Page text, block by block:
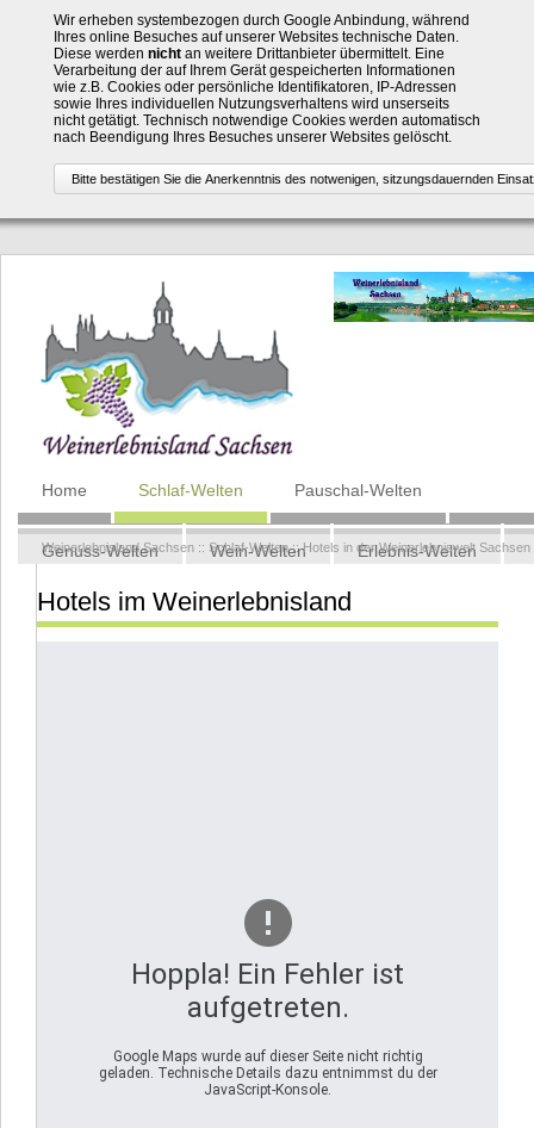
Wir erheben systembezogen durch Google Anbindung, während
Ihres online Besuches auf unserer Websites technische Daten.
Diese werden nichtan weitere Drittanbieter übermittelt. Eine
Verarbeitung der auf Ihrem Gerät gespeicherten Informationen
wie z.B. Cookies oder persönliche Identifikatoren, IP-Adressen
sowie Ihres individuellen Nutzungsverhaltens wird unserseits
nicht getätigt. Technisch notwendige Cookies werden automatisch
nach Beendigung Ihres Besuches unserer Websites gelöscht.
Navigation
überspringen
Home Schlaf-Welten Pauschal-Welten
Genuss-Welten Wein-Welten Erlebnis-Welten
Kontakt
Weinerlebnisland Sachsen :: Schlaf-Welten::Hotels in der Weinerlebniswelt Sachsen
Hotels im Weinerlebnisland
Hoppla! Ein Fehler ist
aufgetreten.
Google Maps wurde auf dieser Seite nicht richtig
geladen. Technische Details dazu entnimmst du der
JavaScript-Konsole.